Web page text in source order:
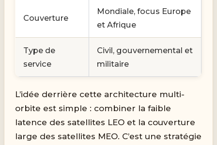
Couverture
Mondiale, focus Europe
et Afrique
Type de
service
Civil, gouvernemental et
militaire
L’idée derrière cette architecture multi-
orbite est simple : combiner la faible
latence des satellites LEO et la couverture
large des satellites MEO. C’est une stratégie